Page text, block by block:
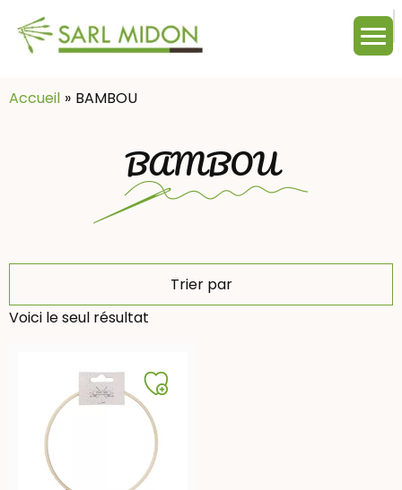
Accueil
BAMBOU
BAMBOU
Trier par
Voici le seul résultat